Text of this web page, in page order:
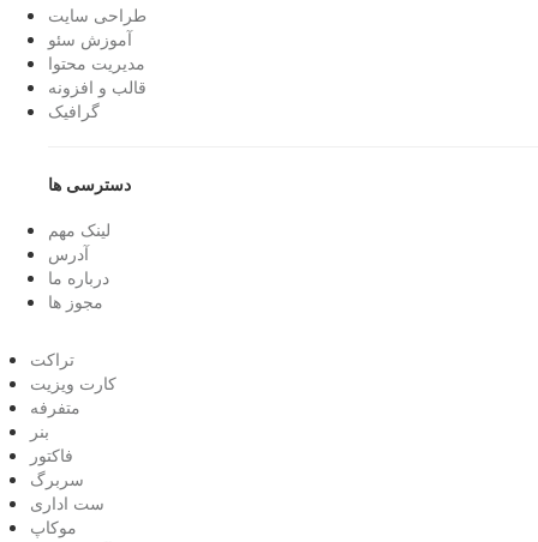
طراحی سایت
آموزش سئو
مدیریت محتوا
قالب و افزونه
گرافیک
دسترسی ها
لینک مهم
آدرس
درباره ما
مجوز ها
تراکت
کارت ویزیت
متفرفه
بنر
فاکتور
سربرگ
ست اداری
موکاپ